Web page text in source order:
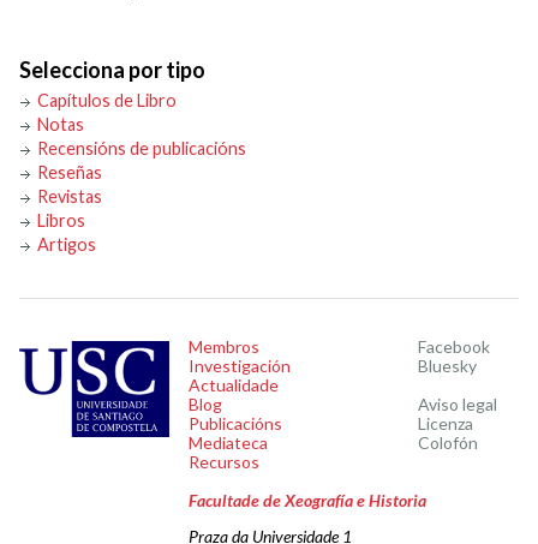
Selecciona por tipo
Capítulos de Libro
Notas
Recensións de publicacións
Reseñas
Revistas
Libros
Artigos
Membros
Investigación
Actualidade
Blog
Publicacións
Mediateca
Recursos
Facebook
Bluesky
Aviso legal
Licenza
Colofón
Facultade de Xeografía e Historia
Praza da Universidade 1